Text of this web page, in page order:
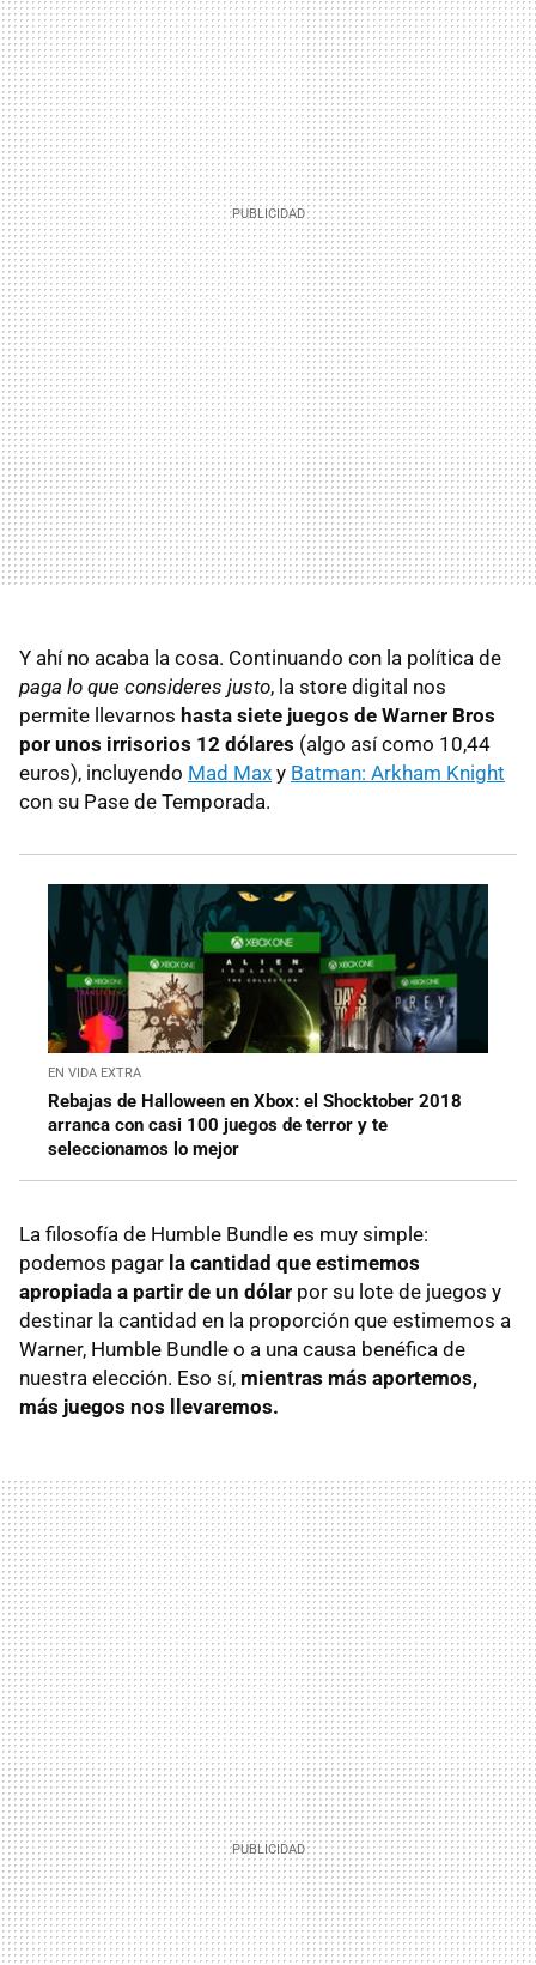
Y ahí no acaba la cosa. Continuando con la política de
paga lo que consideres justo, la store digital nos
permite llevarnos hasta siete juegos de Warner Bros
por unos irrisorios 12 dólares (algo así como 10,44
euros), incluyendo Mad Max y Batman: Arkham Knight
con su Pase de Temporada.
EN VIDA EXTRA
Rebajas de Halloween en Xbox: el Shocktober 2018
arranca con casi 100 juegos de terror y te
seleccionamos lo mejor
La filosofía de Humble Bundle es muy simple:
podemos pagar la cantidad que estimemos
apropiada a partir de un dólar por su lote de juegos y
destinar la cantidad en la proporción que estimemos a
Warner, Humble Bundle o a una causa benéfica de
nuestra elección. Eso sí, mientras más aportemos,
más juegos nos llevaremos.